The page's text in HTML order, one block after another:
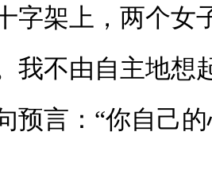
字架上，两个女
我不由自主地想
预言：“你自己